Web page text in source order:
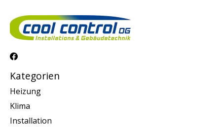
Kategorien
Heizung
Klima
Installation